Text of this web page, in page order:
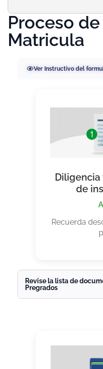
Proceso
Matricula
Ver Instructivo del
de
Recuerda
Revise la lista de
Pregrados